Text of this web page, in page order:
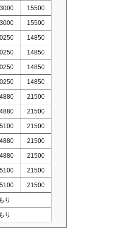
15500
15500
14850
14850
14850
14850
21500
21500
21500
21500
21500
21500
21500
り
り